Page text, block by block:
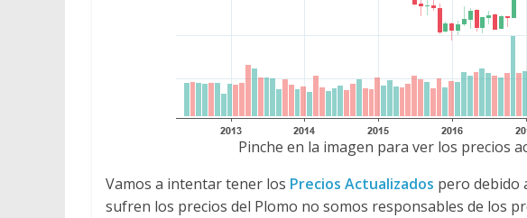
Pinche en la imagen para ver los precios
Vamos a intentar tener los Precios Actualizados pero debido
sufren los precios del Plomo no somos responsables de los